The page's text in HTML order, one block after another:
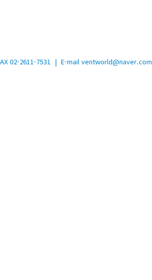
02-2611-7531 | E-mail ventworld@naver.com